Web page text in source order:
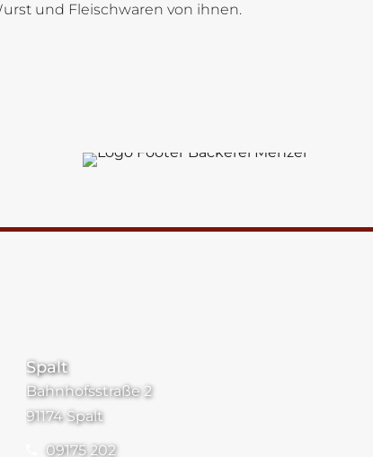
und Fleischwaren von ihnen.
Spalt
Bahnhofsstraße 2
91174 Spalt
09175 202